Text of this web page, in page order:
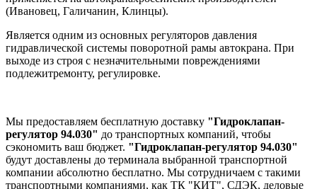
(Ивановец, Галичанин, Клинцы).
Является одним из основных регуляторов давления
гидравлической системы поворотной рамы автокрана. При
выходе из строя с незначительными повреждениями
подлежитремонту, регулировке.
Мы предоставляем бесплатную доставку "Гидроклапан-
регулятор 94.030" до транспортных компаний, чтобы
сэкономить ваш бюджет. "Гидроклапан-регулятор 94.030"
будут доставлены до терминала выбранной транспортной
компании абсолютно бесплатно. Мы сотрудничаем с такими
транспортными компаниями, как ТК "КИТ", СДЭК, деловые